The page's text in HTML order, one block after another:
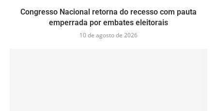
Congresso Nacional retorna do recesso com pauta
emperrada por embates eleitorais
10 de agosto de 2026